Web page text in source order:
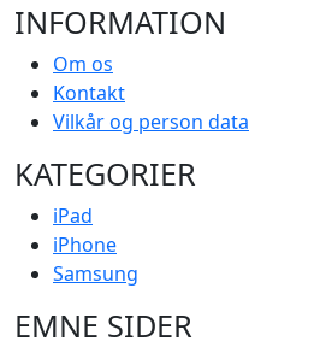
INFORMATION
Om os
Kontakt
Vilkår og person data
KATEGORIER
iPad
iPhone
Samsung
EMNE SIDER